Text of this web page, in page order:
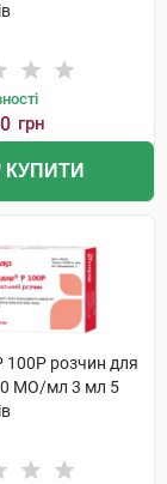
грн
КУПИТИ
100Р розчин для
МО/мл 3 мл 5